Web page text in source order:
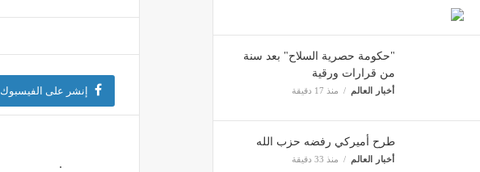
"حكومة حصرية السلاح" بعد سنة
من قرارات ورقية
أخبار العالم منذ 17 دقيقة
طرح أميركي رفضه حزب الله
أخبار العالم منذ 33 دقيقة
ثقافة وفن منذ ساعتين
إنشر على الفيسبوك
.